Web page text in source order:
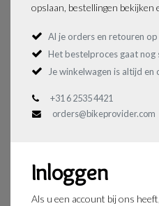
opslaan, bestellingen bekijken
Al je orders en retouren op
Het bestelproces gaat nog
Je winkelwagen is altijd en
+31 6 2535 4421
orders@bikeprovider.com
Inloggen
Als u een account bij ons